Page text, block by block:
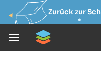
Zurück zur